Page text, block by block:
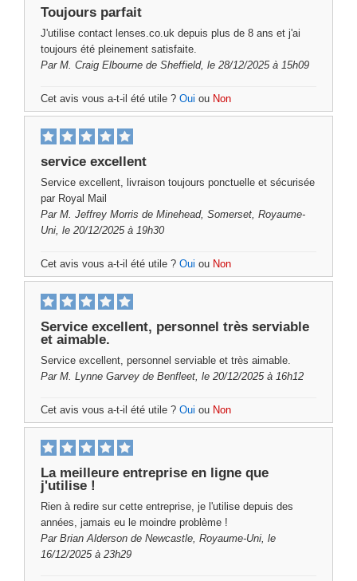
Toujours parfait
J'utilise contact lenses.co.uk depuis plus de 8 ans et j'ai
toujours été pleinement satisfaite.
Par M. Craig Elbourne de Sheffield, le 28/12/2025 à 15h09
Cet avis vous a-t-il été utile ? Oui ou Non
service excellent
Service excellent, livraison toujours ponctuelle et sécurisée
par Royal Mail
Par M. Jeffrey Morris de Minehead, Somerset, Royaume-
Uni, le 20/12/2025 à 19h30
Cet avis vous a-t-il été utile ? Oui ou Non
Service excellent, personnel très serviable
et aimable.
Service excellent, personnel serviable et très aimable.
Par M. Lynne Garvey de Benfleet, le 20/12/2025 à 16h12
Cet avis vous a-t-il été utile ? Oui ou Non
La meilleure entreprise en ligne que
j'utilise !
Rien à redire sur cette entreprise, je l'utilise depuis des
années, jamais eu le moindre problème !
Par Brian Alderson de Newcastle, Royaume-Uni, le
16/12/2025 à 23h29